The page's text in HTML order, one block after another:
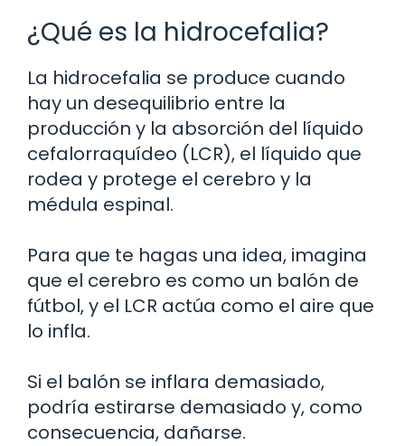
¿Qué es la hidrocefalia?
La hidrocefalia se produce cuando
hay un desequilibrio entre la
producción y la absorción del líquido
cefalorraquídeo (LCR), el líquido que
rodea y protege el cerebro y la
médula espinal.
Para que te hagas una idea, imagina
que el cerebro es como un balón de
fútbol, y el LCR actúa como el aire que
lo infla.
Si el balón se inflara demasiado,
podría estirarse demasiado y, como
consecuencia, dañarse.